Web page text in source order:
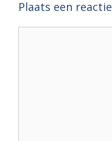
Plaats een reactie